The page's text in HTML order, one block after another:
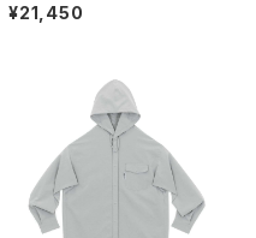
¥21,450